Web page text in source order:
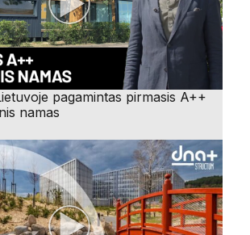
pagamintas pirmasis A++
namas